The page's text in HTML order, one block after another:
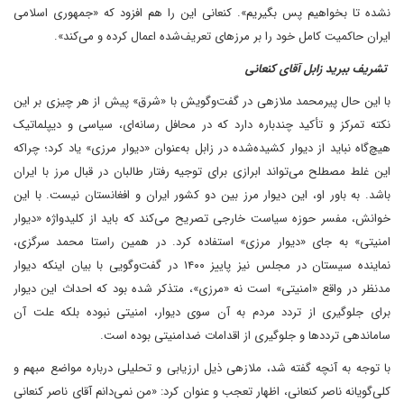
نشده تا بخواهیم پس بگیریم». کنعانی این را هم افزود که «جمهوری اسلامی
ایران حاکمیت کامل خود را بر مرزهای تعریف‌شده‌ اعمال کرده و می‌کند».
تشریف ببرید زابل آقای کنعانی
با این حال پیرمحمد ملازهی در گفت‌وگویش با «شرق» پیش از هر چیزی بر این
نکته تمرکز و تأکید چندباره دارد که در محافل رسانه‌ای، سیاسی و دیپلماتیک
هیچ‌گاه نباید از دیوار کشیده‌شده در زابل به‌عنوان «دیوار مرزی» یاد کرد؛ چراکه
این غلط مصطلح می‌تواند ابرازی برای توجیه رفتار طالبان در قبال مرز با ایران
باشد. به باور او، این دیوار مرز بین دو کشور ایران و افغانستان نیست. با این
خوانش، مفسر حوزه سیاست خارجی تصریح می‌کند که باید از کلیدواژه «دیوار
امنیتی» به جای «دیوار مرزی» استفاده کرد. در همین راستا محمد سرگزی،
نماینده سیستان در مجلس نیز پاییز ۱۴۰۰ در گفت‌وگویی با بیان اینکه دیوار
مدنظر در واقع «امنیتی» است نه «مرزی»، متذکر شده بود که احداث این دیوار
برای جلوگیری از تردد مردم به آن‌ سوی دیوار، امنیتی نبوده بلکه علت آن
ساماندهی ترددها و جلوگیری از اقدامات ضدامنیتی بوده است.
با توجه به آنچه گفته شد، ملازهی ذیل ارزیابی و تحلیلی درباره مواضع مبهم و
کلی‌گویانه ناصر کنعانی، اظهار تعجب و عنوان کرد: «من نمی‌دانم آقای ناصر کنعانی